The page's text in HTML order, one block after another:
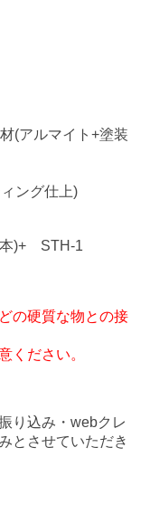
(アルマイト+塗装
ング仕上)
)+ STH-1
の硬質な物との接
ください。
り込み・webクレ
とさせていただき